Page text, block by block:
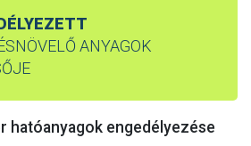
ANYAGOK
hatóanyagok engedélyezése